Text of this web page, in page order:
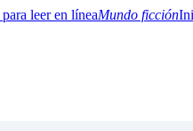
Mundo ficción